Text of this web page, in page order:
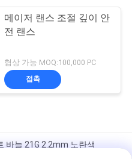
메이저 랜스 조절 깊이 안
전 랜스
협상 가능 MOQ:100,000 PC
접촉
바늘 21G 2.2mm 노란색